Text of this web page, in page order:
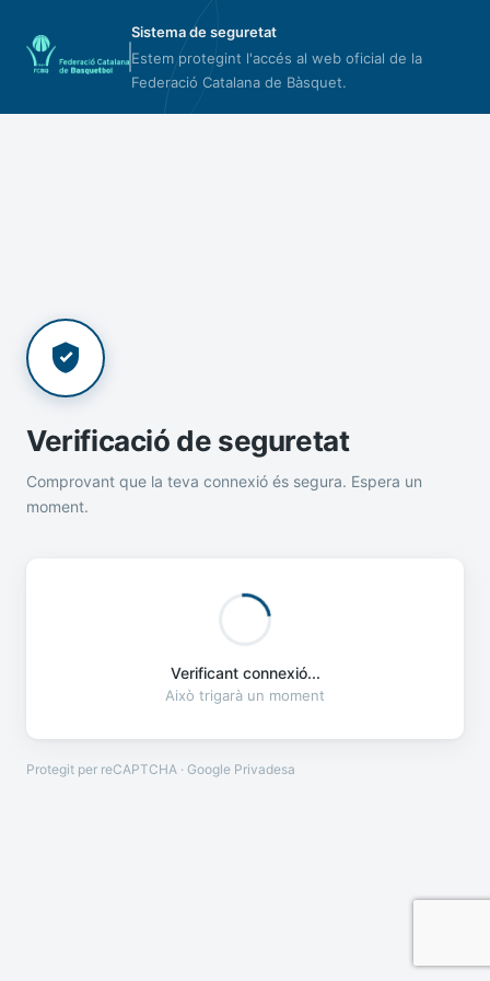
Sistema de seguretat
Estem protegint l'accés al web oficial de la
Federació Catalana de Bàsquet.
Verificació de seguretat
Comprovant que la teva connexió és segura. Espera un
moment.
Verificant connexió...
Això trigarà un moment
Protegit per reCAPTCHA · Google Privadesa